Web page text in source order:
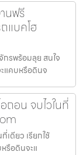
นฟรี
แบคโฮ
กรพร้อมลุย สนใจ
แคบหรือดินจ
อน จบไวในที่
ดียว เรียกใช้
รือดินจะแ